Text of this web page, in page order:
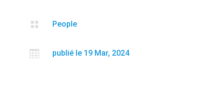
 People
 publié le 19 Mar, 2024